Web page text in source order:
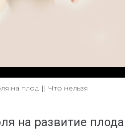
на плод || Что нельзя
на развитие плода